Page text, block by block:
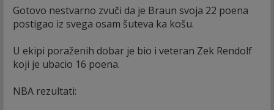
Gotovo nestvarno zvuči da je Braun svoja 22 poena
postigao iz svega osam šuteva ka košu.
U ekipi poraženih dobar je bio i veteran Zek Rendolf
koji je ubacio 16 poena.
NBA rezultati: